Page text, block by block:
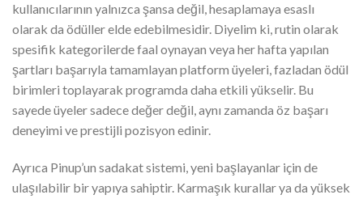
kullanıcılarının yalnızca şansa değil, hesaplamaya esaslı
olarak da ödüller elde edebilmesidir. Diyelim ki, rutin olarak
spesifik kategorilerde faal oynayan veya her hafta yapılan
şartları başarıyla tamamlayan platform üyeleri, fazladan ödül
birimleri toplayarak programda daha etkili yükselir. Bu
sayede üyeler sadece değer değil, aynı zamanda öz başarı
deneyimi ve prestijli pozisyon edinir.
Ayrıca Pinup’un sadakat sistemi, yeni başlayanlar için de
ulaşılabilir bir yapıya sahiptir. Karmaşık kurallar ya da yüksek